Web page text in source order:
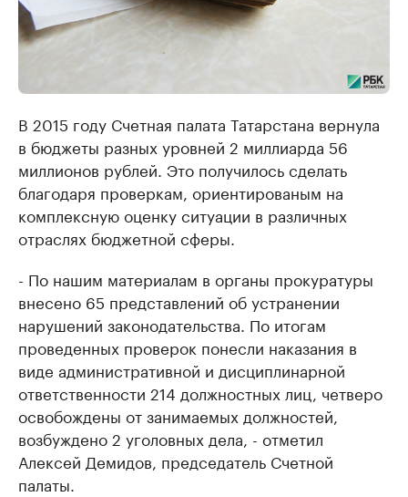
В 2015 году Счетная палата Татарстана вернула
в бюджеты разных уровней 2 миллиарда 56
миллионов рублей. Это получилось сделать
благодаря проверкам, ориентированым на
комплексную оценку ситуации в различных
отраслях бюджетной сферы.
- По нашим материалам в органы прокуратуры
внесено 65 представлений об устранении
нарушений законодательства. По итогам
проведенных проверок понесли наказания в
виде административной и дисциплинарной
ответственности 214 должностных лиц, четверо
освобождены от занимаемых должностей,
возбуждено 2 уголовных дела, - отметил
Алексей Демидов, председатель Счетной
палаты.